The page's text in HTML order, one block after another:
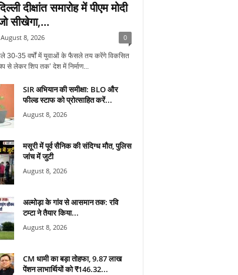
दीक्षांत समारोह में पीएम मोदी
सीखेगा,...
August 8, 2026 0
30-35 वर्षों में युवाओं के फैसले तय करेंगे विकसित
से लेकर शिप तक’ देश में निर्माण...
SIR अभियान की समीक्षा: BLO और
फील्ड स्टाफ को प्रोत्साहित करें...
August 8, 2026
मसूरी में पूर्व सैनिक की संदिग्ध मौत, पुलिस
जांच में जुटी
August 8, 2026
अल्मोड़ा के गांव से आसमान तक: रवि
टम्टा ने तैयार किया...
August 8, 2026
CM धामी का बड़ा तोहफा, 9.87 लाख
पेंशन लाभार्थियों को ₹146.32...